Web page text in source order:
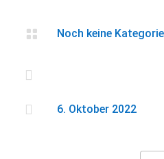
 Noch keine Kategorie

 6. Oktober 2022